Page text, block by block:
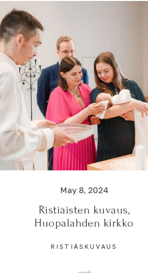
May 8, 2024
Ristiäisten kuvaus,
Huopalahden kirkko
RISTIÄSKUVAUS